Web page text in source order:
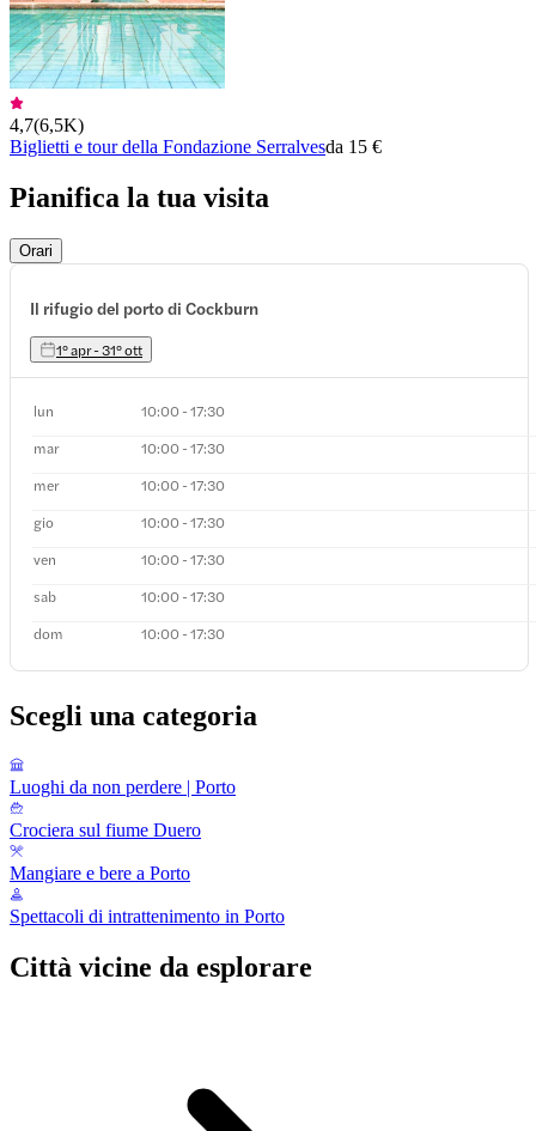
4,7(6,5K)
Biglietti e tour della Fondazione Serralvesda 15 €
Pianifica la tua visita
Orari
Il rifugio del porto di Cockburn
1º apr - 31º ott
lun
10:00 - 17:30
mar
10:00 - 17:30
mer
10:00 - 17:30
gio
10:00 - 17:30
ven
10:00 - 17:30
sab
10:00 - 17:30
dom
10:00 - 17:30
Scegli una categoria
Luoghi da non perdere | Porto
Crociera sul fiume Duero
Mangiare e bere a Porto
Spettacoli di intrattenimento in Porto
Città vicine da esplorare